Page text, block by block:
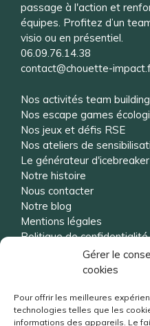
Gérer le
cookies
Pour offrir les meilleures
technologies telles que les
informations des appareils. Le
passage à l'action et
équipes. Profitez d’un
visio ou en présentiel.
06.09.76.14.38
contact@chouette-
Nos activités team building
Nos escape games
Nos jeux et défis RSE
Nos ateliers de
Le générateur d'icebreaker
Notre histoire
Nous contacter
Notre blog
Mentions légales
Politique de confidentialité
Vous